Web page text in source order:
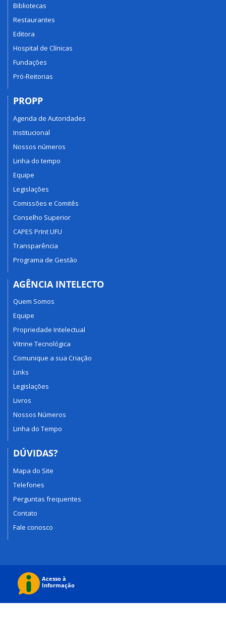
Bibliotecas
Restaurantes
Editora
Hospital de Clínicas
Fundações
Pró-Reitorias
PROPP
Agenda de Autoridades
Institucional
Nossos números
Linha do tempo
Equipe
Legislações
Comissões e Comitês
Conselho Superior
CAPES PrInt UFU
Transparência
Programa de Gestão
AGÊNCIA INTELECTO
Quem Somos
Equipe
Propriedade Intelectual
Vitrine Tecnológica
Comunique a sua Criação
Links
Legislações
Livros
Nossos Números
Linha do Tempo
DÚVIDAS?
Mapa do Site
Telefones
Perguntas frequentes
Contato
Fale conosco